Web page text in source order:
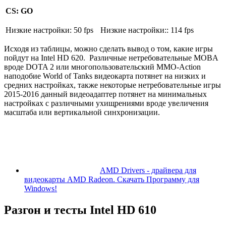
CS: GO
Низкие настройки: 50 fps Низкие настройки:: 114 fps
Исходя из таблицы, можно сделать вывод о том, какие игры
пойдут на Intel HD 620. Различные нетребовательные MOBA
вроде DOTA 2 или многопользовательский MMO-Action
наподобие World of Tanks видеокарта потянет на низких и
средних настройках, также некоторые нетребовательные игры
2015-2016 данный видеоадаптер потянет на минимальных
настройках с различными ухищрениями вроде увеличения
масштаба или вертикальной синхронизации.
AMD Drivers - драйвера для
видеокарты AMD Radeon. Скачать Программу для
Windows!
Разгон и тесты Intel HD 610